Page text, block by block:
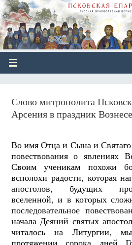
Слово митрополита
Арсения в праздник
Во имя Отца и Сына и Святаго
повествования о явлениях
Своим ученикам похожи
всполохи радости, которая
апостолов, будущих
вселенной, и в которых
последовательное
начала Деяний святых
читалось на Литургии,
протяжении сорока дней